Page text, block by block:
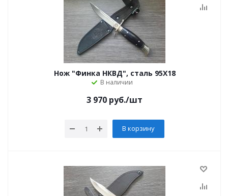
Нож "Финка НКВД", сталь 95Х18
В наличии
3 970 руб./шт
В корзину